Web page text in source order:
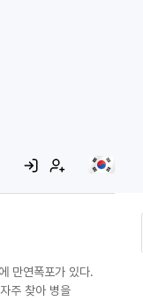
만연폭포가 있다.
주 찾아 병을